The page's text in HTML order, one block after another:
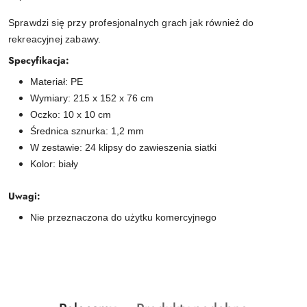
Sprawdzi się przy profesjonalnych grach jak również do
rekreacyjnej zabawy.
Specyfikacja:
Materiał: PE
Wymiary: 215 x 152 x 76 cm
Oczko: 10 x 10 cm
Średnica sznurka: 1,2 mm
W zestawie: 24 klipsy do zawieszenia siatki
Kolor: biały
Uwagi:
Nie przeznaczona do użytku komercyjnego